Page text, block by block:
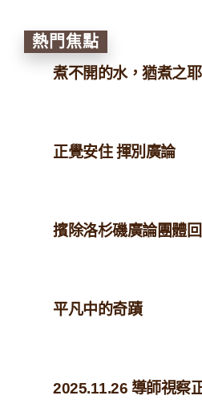
熱門焦點
煮不開的水，猶煮之耶
正覺安住 揮別廣論
擯除洛杉磯廣論團體
平凡中的奇蹟
2025.11.26 導師視察